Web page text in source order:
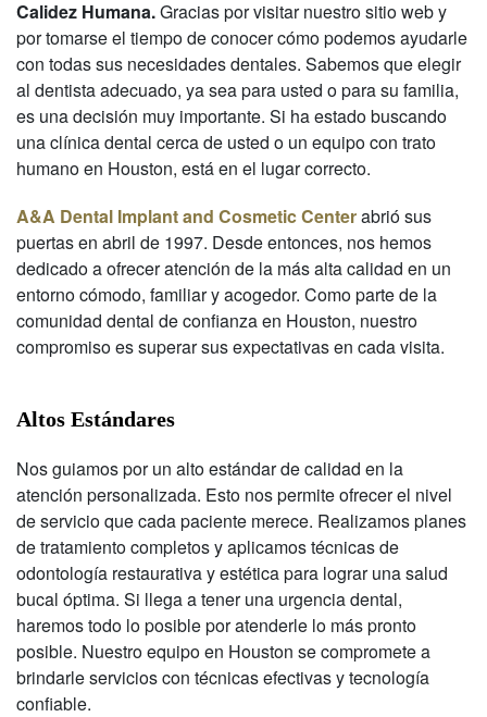
Calidez Humana.Gracias por visitar nuestro sitio web y
por tomarse el tiempo de conocer cómo podemos ayudarle
con todas sus necesidades dentales. Sabemos que elegir
al dentista adecuado, ya sea para usted o para su familia,
es una decisión muy importante. Si ha estado buscando
una clínica dental cerca de usted o un equipo con trato
humano en Houston, está en el lugar correcto.
A&A Dental Implant and Cosmetic Centerabrió sus
puertas en abril de 1997. Desde entonces, nos hemos
dedicado a ofrecer atención de la más alta calidad en un
entorno cómodo, familiar y acogedor. Como parte de la
comunidad dental de confianza en Houston, nuestro
compromiso es superar sus expectativas en cada visita.
Altos Estándares
Nos guiamos por un alto estándar de calidad en la
atención personalizada. Esto nos permite ofrecer el nivel
de servicio que cada paciente merece. Realizamos planes
de tratamiento completos y aplicamos técnicas de
odontología restaurativa y estética para lograr una salud
bucal óptima. Si llega a tener una urgencia dental,
haremos todo lo posible por atenderle lo más pronto
posible. Nuestro equipo en Houston se compromete a
brindarle servicios con técnicas efectivas y tecnología
confiable.